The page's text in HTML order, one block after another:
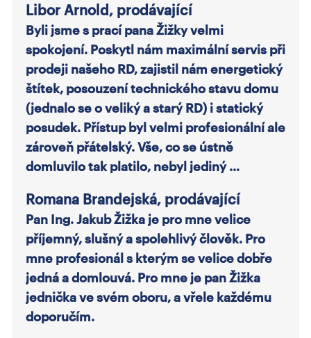
Libor Arnold, prodávající
Byli jsme s prací pana Žižky velmi
spokojení. Poskytl nám maximální servis při
prodeji našeho RD, zajistil nám energetický
štítek, posouzení technického stavu domu
(jednalo se o veliký a starý RD) i statický
posudek. Přístup byl velmi profesionální ale
zároveň přátelský. Vše, co se ústně
domluvilo tak platilo, nebyl jediný …
Romana Brandejská, prodávající
Pan Ing. Jakub Žižka je pro mne velice
příjemný, slušný a spolehlivý člověk. Pro
mne profesionál s kterým se velice dobře
jedná a domlouvá. Pro mne je pan Žižka
jednička ve svém oboru, a vřele každému
doporučím.